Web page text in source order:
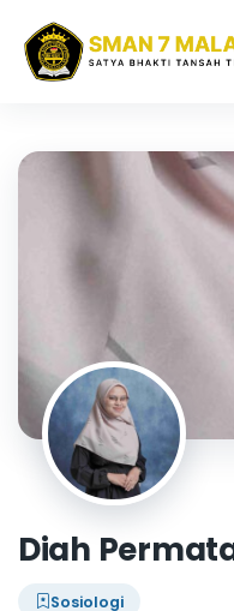
Diah
Sosiologi